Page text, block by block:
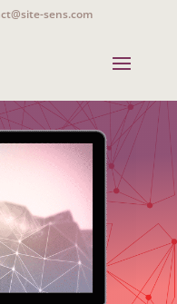
sens.com